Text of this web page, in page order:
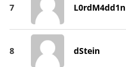
7 L0rdM4dd1n
8 dStein